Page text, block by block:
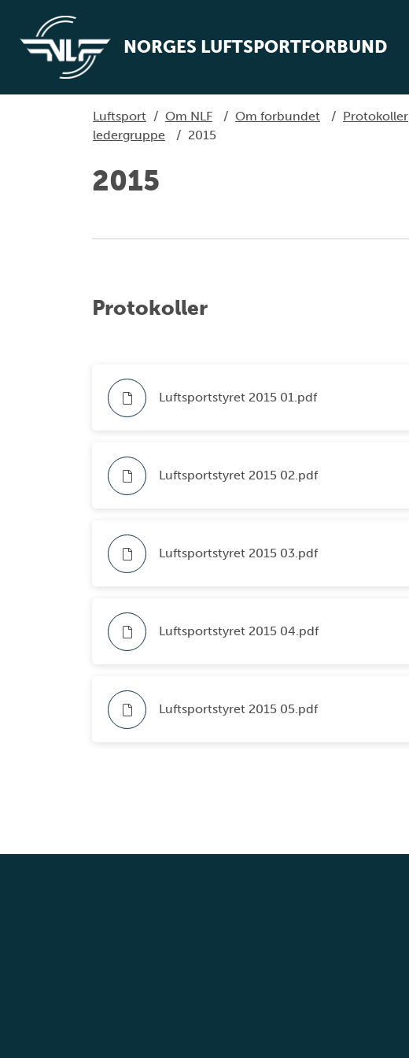
NORGES LUFTSPORTFORBUND
Luftsport / Om NLF / Om forbundet / Protokoller
ledergruppe
/ 2015
2015
Protokoller
Luftsportstyret 2015 01.pdf
Luftsportstyret 2015 02.pdf
Luftsportstyret 2015 03.pdf
Luftsportstyret 2015 04.pdf
Luftsportstyret 2015 05.pdf